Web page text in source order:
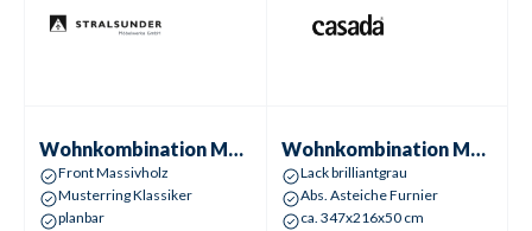
Wohnkombination MR Kanto
Front Massivholz
Musterring Klassiker
planbar
Wohnkombination MR Kara Frame
Lack brilliantgrau
Abs. Asteiche Furnier
ca. 347x216x50 cm